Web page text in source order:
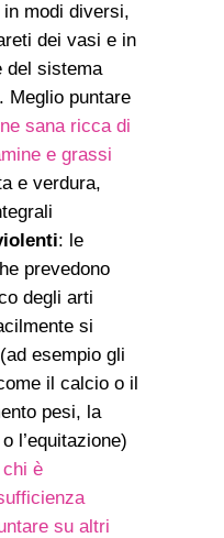
modi diversi,
dei vasi e in
del sistema
Meglio puntare
sana ricca di
e grassi
e verdura,
: le
prevedono
degli arti
si
esempio gli
il calcio o il
pesi, la
l’equitazione)
chi è
su altri